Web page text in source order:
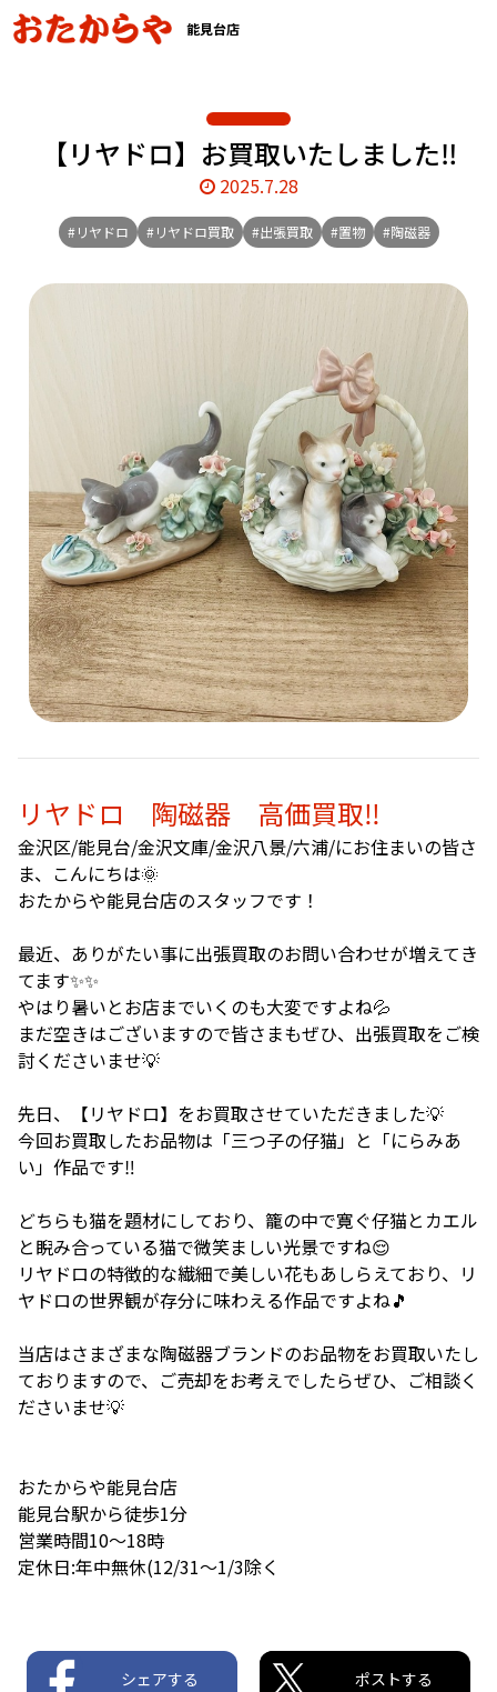
能見台店
【リヤドロ】お買取いたしました‼️
2025.7.28
#リヤドロ #リヤドロ買取 #出張買取 #置物 #陶磁器
リヤドロ 陶磁器 高価買取‼️
金沢区/能見台/金沢文庫/金沢八景/六浦/にお住まいの皆さ
ま、こんにちは🌞
おたからや能見台店のスタッフです！
最近、ありがたい事に出張買取のお問い合わせが増えてき
てます✨✨
やはり暑いとお店までいくのも大変ですよね💦
まだ空きはございますので皆さまもぜひ、出張買取をご検
討くださいませ💡
先日、【リヤドロ】をお買取させていただきました💡
今回お買取したお品物は「三つ子の仔猫」と「にらみあ
い」作品です‼️
どちらも猫を題材にしており、籠の中で寛ぐ仔猫とカエル
と睨み合っている猫で微笑ましい光景ですね😌
リヤドロの特徴的な繊細で美しい花もあしらえており、リ
ヤドロの世界観が存分に味わえる作品ですよね🎵
当店はさまざまな陶磁器ブランドのお品物をお買取いたし
ておりますので、ご売却をお考えでしたらぜひ、ご相談く
ださいませ💡
おたからや能見台店
能見台駅から徒歩1分
営業時間10〜18時
定休日:年中無休(12/31〜1/3除く
シェアする ポストする